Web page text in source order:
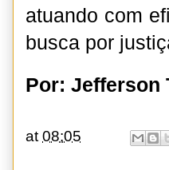
atuando com
busca por
Por: Jefferson
at08:05